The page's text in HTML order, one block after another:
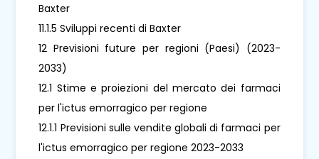
Baxter
11.1.5 Sviluppi recenti di Baxter
12 Previsioni future per regioni (Paesi) (2023-
2033)
12.1 Stime e proiezioni del mercato dei farmaci
per l'ictus emorragico per regione
12.1.1 Previsioni sulle vendite globali di farmaci per
l'ictus emorragico per regione 2023-2033